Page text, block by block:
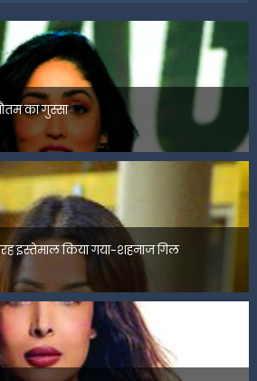
का गुस्सा
इस्तेमाल किया गया-शहनाज गिल